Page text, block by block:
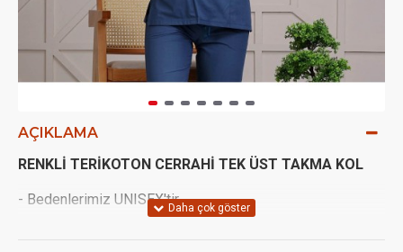
AÇIKLAMA
RENKLİ TERİKOTON CERRAHİ TEK ÜST TAKMA KOL
- Bedenlerimiz UNISEX'tir.